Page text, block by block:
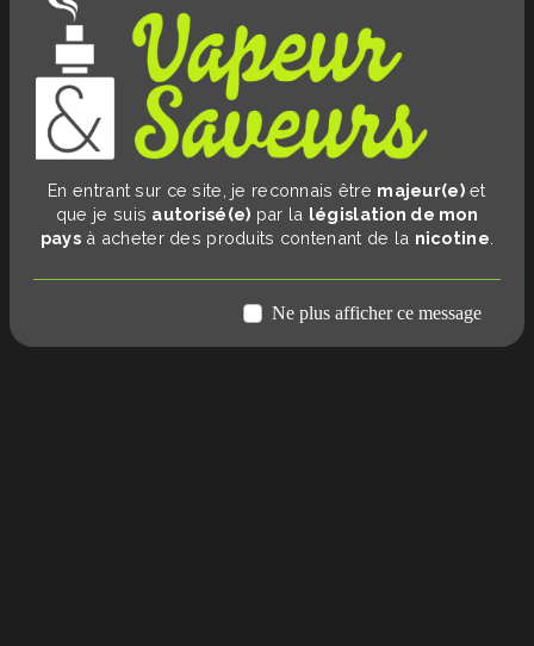
En entrant sur ce site, je reconnais être majeur(e)et
que je suis autorisé(e) par la législation de mon
pays à acheter des produits contenant de la nicotine
Ne plus afficher ce message